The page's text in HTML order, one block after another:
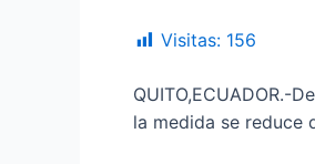
Visitas: 156
QUITO,ECUADOR.-
la medida se reduce